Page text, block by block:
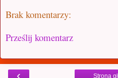
Brak komentarzy:
Prześlij komentarz
‹ Strona